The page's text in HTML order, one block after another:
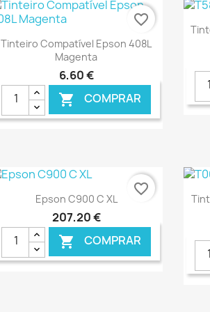
Ver+
Tinteiro Compatível Epson 408L
Magenta
6,60 €
 COMPRAR
favorite_border
Ver+
Epson C900 C XL
207,20 €
 COMPRAR
favorite_border